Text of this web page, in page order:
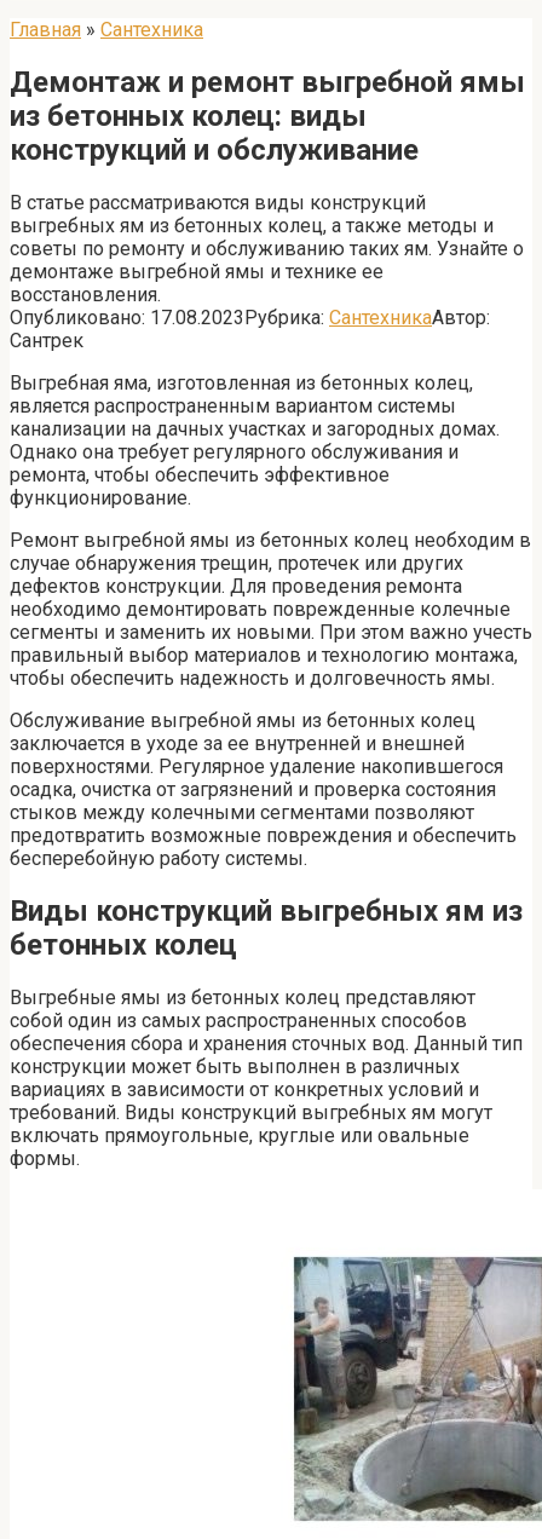
Главная » Сантехника
Демонтаж и ремонт выгребной ямы
из бетонных колец: виды
конструкций и обслуживание
В статье рассматриваются виды конструкций
выгребных ям из бетонных колец, а также методы и
советы по ремонту и обслуживанию таких ям. Узнайте о
демонтаже выгребной ямы и технике ее
восстановления.
Опубликовано: 17.08.2023Рубрика: СантехникаАвтор:
Сантрек
Выгребная яма, изготовленная из бетонных колец,
является распространенным вариантом системы
канализации на дачных участках и загородных домах.
Однако она требует регулярного обслуживания и
ремонта, чтобы обеспечить эффективное
функционирование.
Ремонт выгребной ямы из бетонных колец необходим в
случае обнаружения трещин, протечек или других
дефектов конструкции. Для проведения ремонта
необходимо демонтировать поврежденные колечные
сегменты и заменить их новыми. При этом важно учесть
правильный выбор материалов и технологию монтажа,
чтобы обеспечить надежность и долговечность ямы.
Обслуживание выгребной ямы из бетонных колец
заключается в уходе за ее внутренней и внешней
поверхностями. Регулярное удаление накопившегося
осадка, очистка от загрязнений и проверка состояния
стыков между колечными сегментами позволяют
предотвратить возможные повреждения и обеспечить
бесперебойную работу системы.
Виды конструкций выгребных ям из
бетонных колец
Выгребные ямы из бетонных колец представляют
собой один из самых распространенных способов
обеспечения сбора и хранения сточных вод. Данный тип
конструкции может быть выполнен в различных
вариациях в зависимости от конкретных условий и
требований. Виды конструкций выгребных ям могут
включать прямоугольные, круглые или овальные
формы.